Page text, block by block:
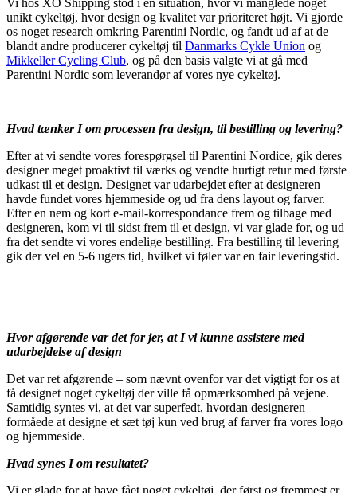
unikt cykeltøj, hvor design og kvalitet var prioriteret højt. Vi gjorde
os noget research omkring Parentini Nordic, og fandt ud af at de
blandt andre producerer cykeltøj til Danmarks Cykle Union og
Mikkeller Cycling Club, og på den basis valgte vi at gå med
Parentini Nordic som leverandør af vores nye cykeltøj.
Hvad tænker I om processen fra design, til bestilling og levering?
Efter at vi sendte vores forespørgsel til Parentini Nordice, gik deres
designer meget proaktivt til værks og vendte hurtigt retur med første
udkast til et design. Designet var udarbejdet efter at designeren
havde fundet vores hjemmeside og ud fra dens layout og farver.
Efter en nem og kort e-mail-korrespondance frem og tilbage med
designeren, kom vi til sidst frem til et design, vi var glade for, og ud
fra det sendte vi vores endelige bestilling. Fra bestilling til levering
gik der vel en 5-6 ugers tid, hvilket vi føler var en fair leveringstid.
Hvor afgørende var det for jer, at I vi kunne assistere med
udarbejdelse af design
Det var ret afgørende – som nævnt ovenfor var det vigtigt for os at
få designet noget cykeltøj der ville få opmærksomhed på vejene.
Samtidig syntes vi, at det var superfedt, hvordan designeren
formåede at designe et sæt tøj kun ved brug af farver fra vores logo
og hjemmeside.
Hvad synes I om resultatet?
Vi er glade for at have fået noget cykeltøj, der først og fremmest er